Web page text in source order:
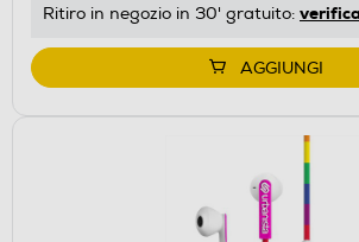
Ritiro in negozio in 30' gratuito: verifica
AGGIUNGI